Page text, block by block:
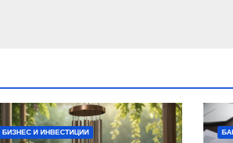
БИЗНЕС И ИНВЕСТИЦИИ